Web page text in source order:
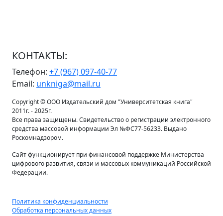
КОНТАКТЫ:
Телефон: +7 (967) 097-40-77
Email: unkniga@mail.ru
Copyright © ООО Издательский дом "Университетская книга"
2011г. - 2025г.
Все права защищены. Свидетельство о регистрации электронного
средства массовой информации Эл №ФС77-56233. Выдано
Роскомнадзором.
Сайт функционирует при финансовой поддержке Министерства
цифрового развития, связи и массовых коммуникаций Российской
Федерации.
Политика конфиденциальности
Обработка персональных данных